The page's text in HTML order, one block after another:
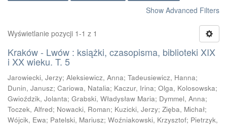
Show Advanced Filters
Wyświetlanie pozycji 1-1 z 1
Kraków - Lwów : książki, czasopisma, biblioteki XIX
i XX wieku. T. 5
Jarowiecki, Jerzy; Aleksiewicz, Anna; Tadeusiewicz, Hanna;
Dunin, Janusz; Cariowa, Natalia; Kaczur, Irina; Olga, Kolosowska;
Gwioździk, Jolanta; Grabski, Władysław Maria; Dymmel, Anna;
Toczek, Alfred; Nowacki, Roman; Kuzicki, Jerzy; Zięba, Michał;
Wójcik, Ewa; Patelski, Mariusz; Woźniakowski, Krzysztof; Pietrzyk,